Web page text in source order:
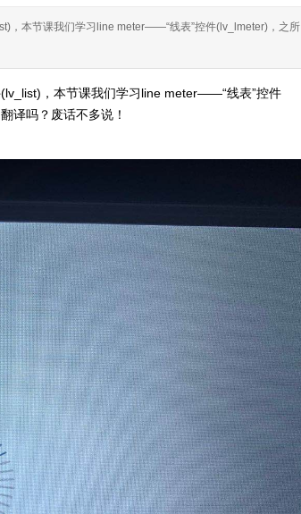
，本节课我们学习line meter——“线表”控件(lv_lmeter)，之所
，本节课我们学习line meter——“线表”控件
译吗？废话不多说！